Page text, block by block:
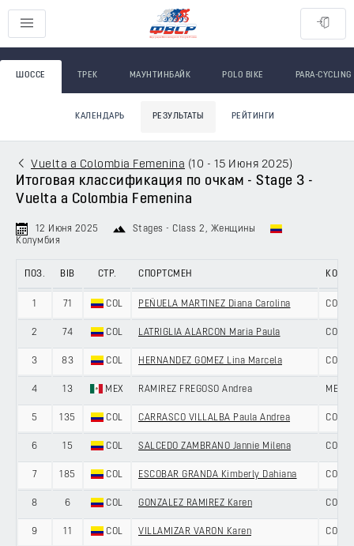
ШОССЕ ТРЕК МАУНТИНБАЙК POLO BIKE PARA-CYCLING
КАЛЕНДАРЬ РЕЗУЛЬТАТЫ РЕЙТИНГИ
Vuelta a Colombia Femenina (10 - 15 Июня 2025)
Итоговая классификация по очкам - Stage 3 -
Vuelta a Colombia Femenina
12 Июня 2025 Stages - Class 2 , Женщины
Колумбия
ПОЗ. BIB СТР. СПОРТСМЕН
1 71 COL PEÑUELA MARTINEZ Diana Carolina
2 74 COL LATRIGLIA ALARCON Maria Paula
3 83 COL HERNANDEZ GOMEZ Lina Marcela
4 13 MEX RAMIREZ FREGOSO Andrea
5 135 COL CARRASCO VILLALBA Paula Andrea
6 15 COL SALCEDO ZAMBRANO Jannie Milena
7 185 COL ESCOBAR GRANDA Kimberly Dahiana
8 6 COL GONZALEZ RAMIREZ Karen
9 11 COL VILLAMIZAR VARON Karen